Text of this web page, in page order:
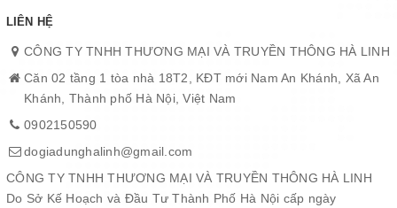
LIÊN HỆ
CÔNG TY TNHH THƯƠNG MẠI VÀ TRUYỀN THÔNG HÀ LINH
Căn 02 tầng 1 tòa nhà 18T2, KĐT mới Nam An Khánh, Xã An
Khánh, Thành phố Hà Nội, Việt Nam
0902150590
dogiadunghalinh@gmail.com
CÔNG TY TNHH THƯƠNG MẠI VÀ TRUYỀN THÔNG HÀ LINH
Do Sở Kế Hoạch và Đầu Tư Thành Phố Hà Nội cấp ngày